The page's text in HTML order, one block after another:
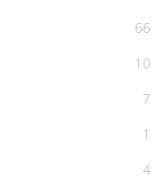
66
10
7
1
4